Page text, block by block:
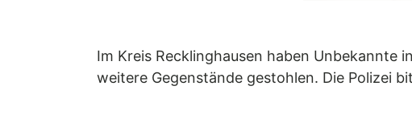
Im Kreis Recklinghausen haben Unbekannte
weitere Gegenstände gestohlen. Die Polizei